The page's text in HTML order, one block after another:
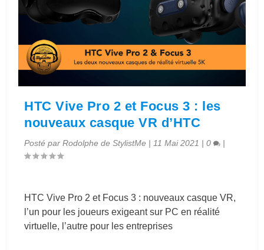
HTC Vive Pro 2 et Focus 3 : les
nouveaux casque VR d’HTC
Posté parRodolphe de StylistMe | 11 Mai 2021 |0 |
HTC Vive Pro 2 et Focus 3 : nouveaux casque VR,
l’un pour les joueurs exigeant sur PC en réalité
virtuelle, l’autre pour les entreprises